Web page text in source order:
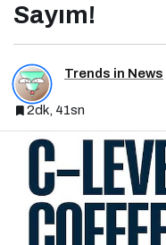
Sayım!
Trends in News
2dk, 41sn